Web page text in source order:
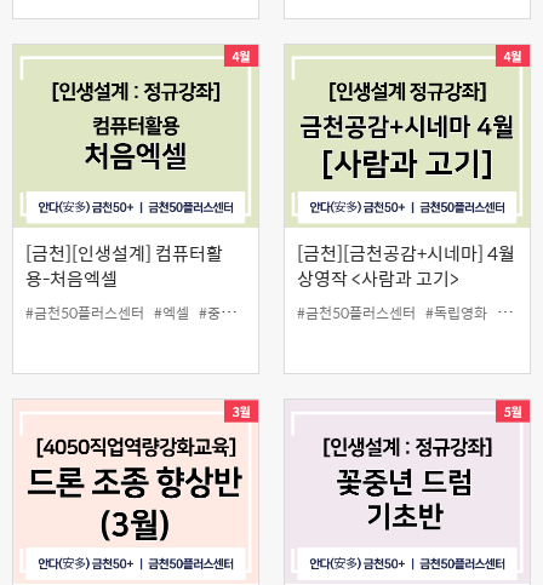
[금천][인생설계] 컴퓨터활
용-처음엑셀
#금천50플러스센터 #엑셀 #중장년 #컴퓨터활용
[금천][금천공감+시네마] 4월
상영작 <사람과 고기>
#금천50플러스센터 #독립영화 #무료